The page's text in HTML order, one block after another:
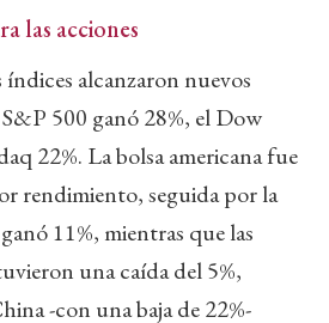
las acciones
alcanzaron nuevos
500 ganó 28%, el Dow
22%. La bolsa americana fue
rendimiento, seguida por la
11%, mientras que las
una caída del 5%,
-con una baja de 22%-